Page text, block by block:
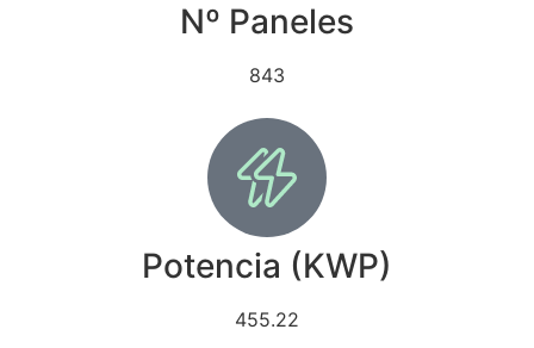
Nº Paneles
843
Potencia (KWP)
455.22